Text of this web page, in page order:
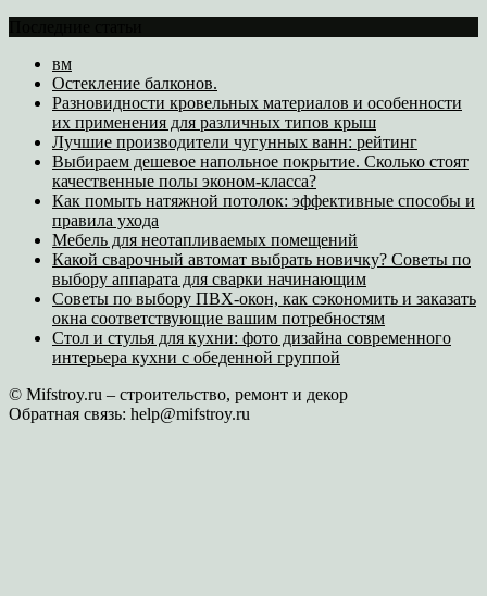
вм
Остекление балконов.
Разновидности кровельных материалов и особенности
их применения для различных типов крыш
Лучшие производители чугунных ванн: рейтинг
Выбираем дешевое напольное покрытие. Сколько стоят
качественные полы эконом-класса?
Как помыть натяжной потолок: эффективные способы и
правила ухода
Мебель для неотапливаемых помещений
Какой сварочный автомат выбрать новичку? Советы по
выбору аппарата для сварки начинающим
Советы по выбору ПВХ-окон, как сэкономить и заказать
окна соответствующие вашим потребностям
Стол и стулья для кухни: фото дизайна современного
интерьера кухни с обеденной группой
© Mifstroy.ru – строительство, ремонт и декор
Обратная связь: help@mifstroy.ru